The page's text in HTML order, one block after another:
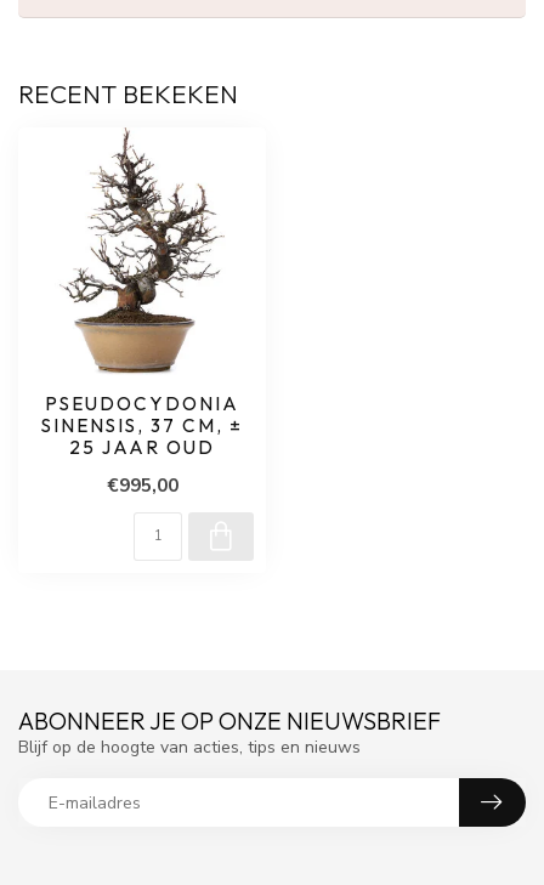
RECENT BEKEKEN
PSEUDOCYDONIA
SINENSIS, 37 CM, ±
25 JAAR OUD
€995,00
ABONNEER JE OP ONZE NIEUWSBRIEF
Blijf op de hoogte van acties, tips en nieuws